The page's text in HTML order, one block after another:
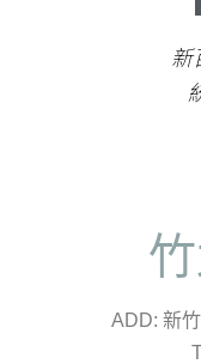
新
ADD: 新